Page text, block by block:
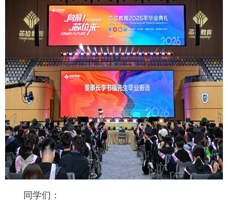
同学们：